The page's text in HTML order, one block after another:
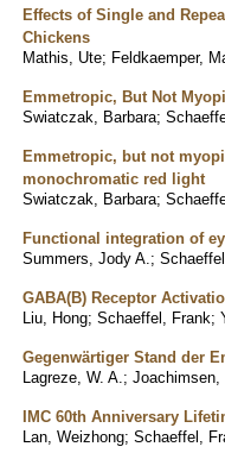
Effects of Single and
Chickens
Mathis, Ute; Feldkaemper,
Emmetropic, But Not
Swiatczak, Barbara;
Emmetropic, but not
monochromatic red light
Swiatczak, Barbara;
Functional integration of
Summers, Jody A. ;
GABA(B) Receptor
Liu, Hong; Schaeffel, Frank;
Gegenwärtiger Stand der
Lagreze, W. A. ; Joachimsen,
IMC 60th Anniversary
Lan, Weizhong; Schaeffel,